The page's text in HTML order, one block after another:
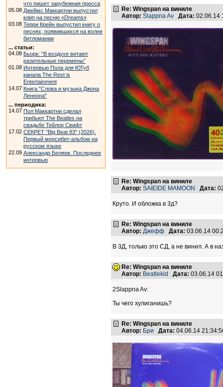
что пишет зарубежная пресса
05.08 Джеймс Маккартни выпустил
клип на песню «Dreams»
03.08 Терри Крейн выпустил книгу о
песнях, появившихся на волне
битломании
... статьи:
04.08 Бьорк: “В воздухе витают
разительные перемены”
01.08 Интервью Пола для ЮТуб
канала The Rest is
Entertainment
14.07 Книга "Слова и музыка Джона
Леннона"
... периодика:
14.07 Пол Маккартни сделал
трибьют The Beatles на
свадьбе Тейлор Свифт
17.02 СЕКРЕТ "Big Beat 83" (2026).
Первый мерсибит-альбом на
русском языке
22.09 Александр Беляев. Последнее
интервью
Re: Wingspan на виниле
Автор: Slappna Av Дата:
Re: Wingspan на виниле
Автор: SAIEIDE MAMOON Дата:
Круто. И обложка в 3д?
Re: Wingspan на виниле
Автор: Джефф Дата: 03.06.14
В 3Д, только это СД, а не винил. А в
Re: Wingspan на виниле
Автор: Beatlekid Дата: 03.06.14
2Slappna Av:
Ты чего хулиганишь?
Re: Wingspan на виниле
Автор: Бри Дата: 04.06.14